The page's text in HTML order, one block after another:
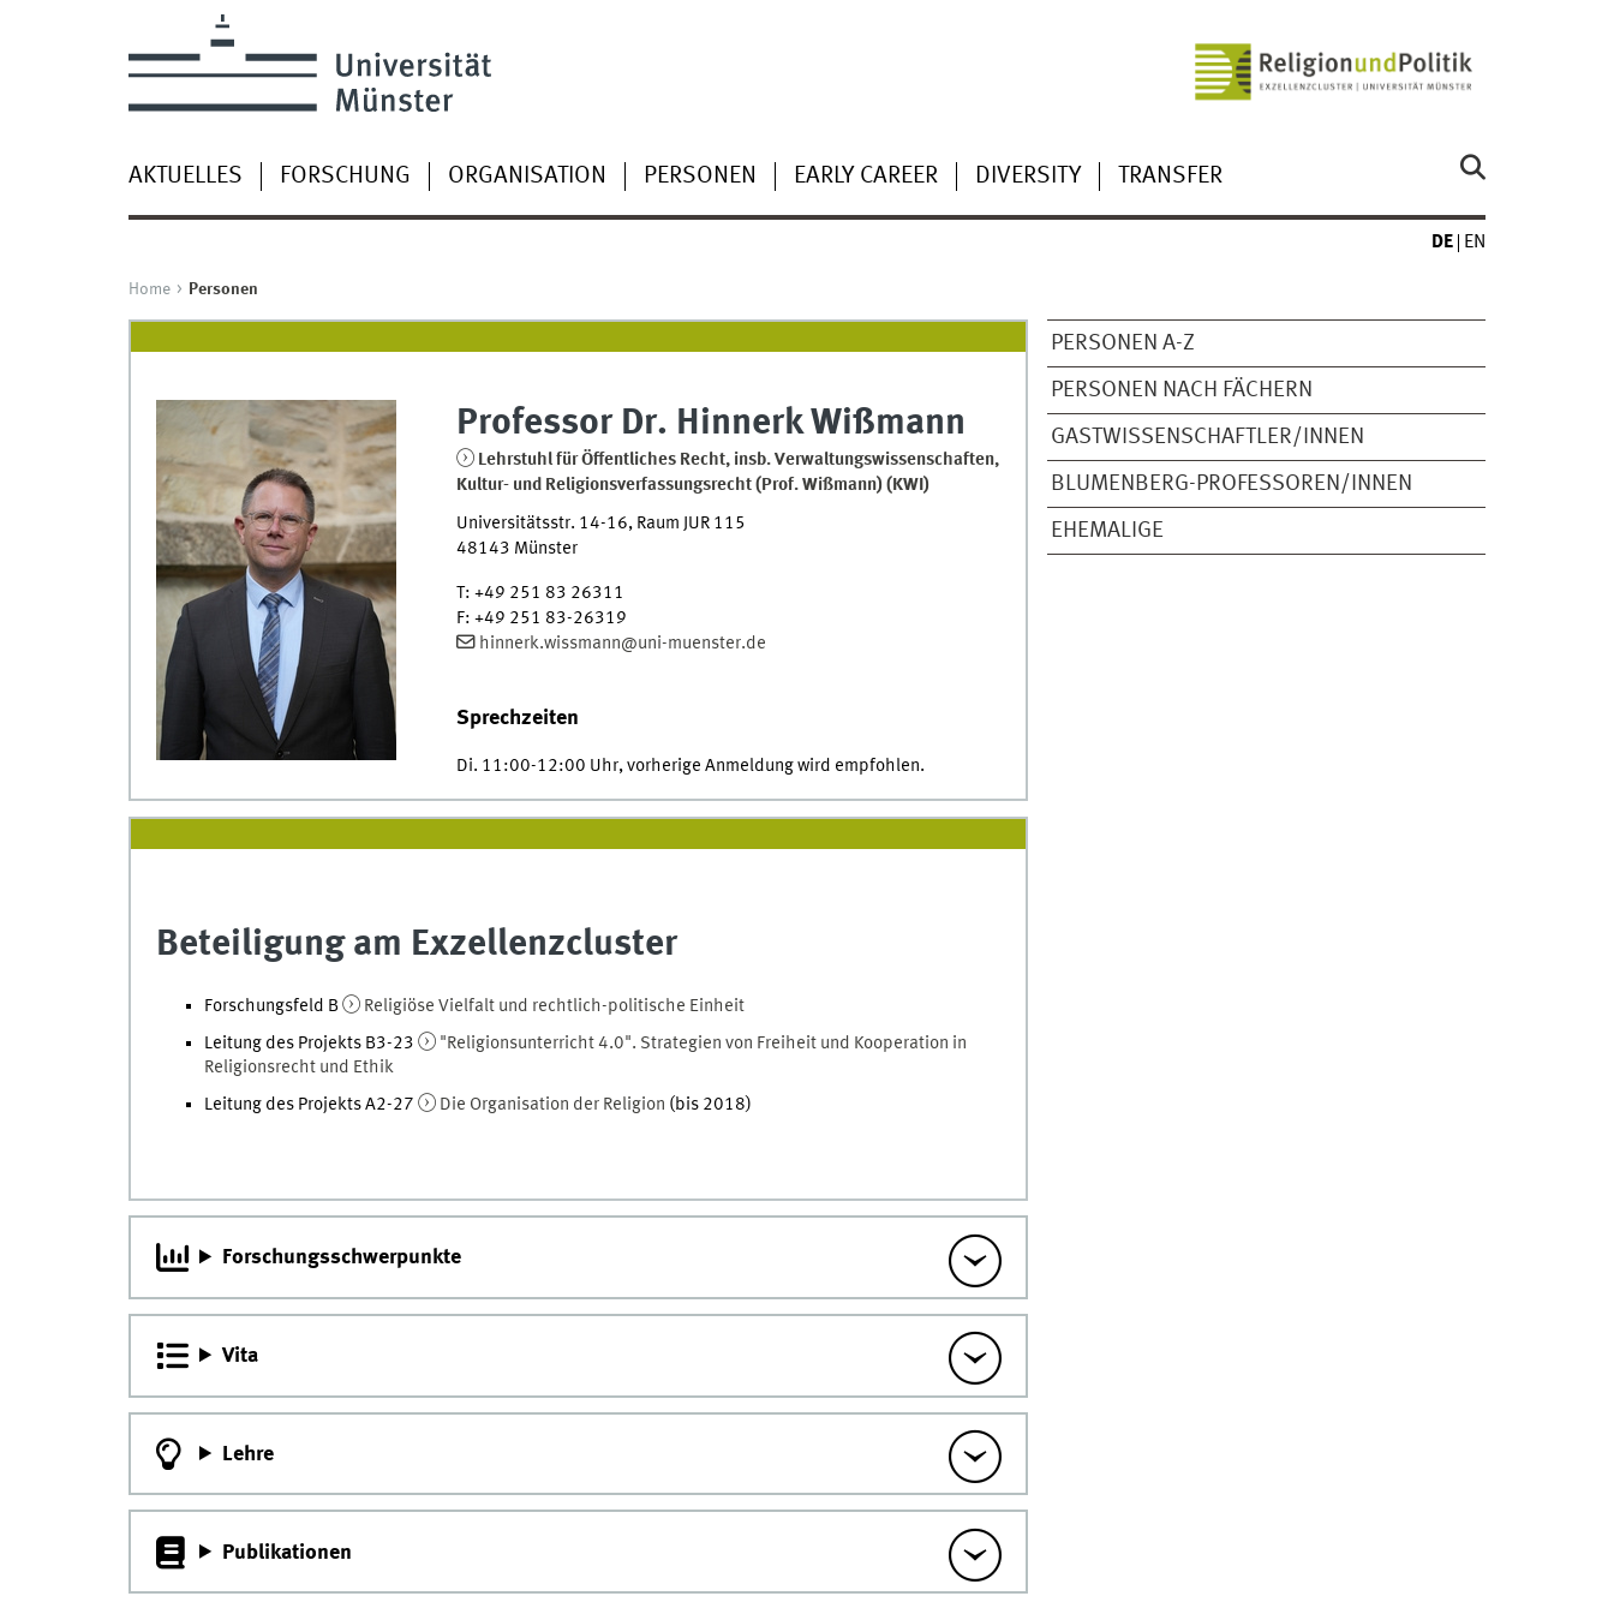
AKTUELLES FORSCHUNG ORGANISATION PERSONEN EARLY CAREER DIVERSITY TRANSFER
DE EN
Home Personen
PERSONEN A-Z
PERSONEN NACH FÄCHERN
GASTWISSENSCHAFTLER/INNEN
BLUMENBERG-PROFESSOREN/INNEN
EHEMALIGE
Professor Dr. Hinnerk Wißmann
Lehrstuhl für Öffentliches Recht, insb. Verwaltungswissenschaften,
Kultur- und Religionsverfassungsrecht (Prof. Wißmann)(KWI)
Universitätsstr. 14-16, Raum JUR 115
48143 Münster
T: +49 251 83 26311
F: +49 251 83-26319
hinnerk.wissmann@uni-muenster.de
Sprechzeiten
Di. 11:00-12:00 Uhr, vorherige Anmeldung wird empfohlen.
Beteiligung am Exzellenzcluster
Forschungsfeld B
Religiöse Vielfalt und rechtlich-politische Einheit
Leitung des Projekts B3-23
"Religionsunterricht 4.0". Strategien von Freiheit und Kooperation in
Religionsrecht und Ethik
Leitung des Projekts A2-27
Die Organisation der Religion (bis 2018)
Forschungsschwerpunkte
Vita
Lehre
Publikationen